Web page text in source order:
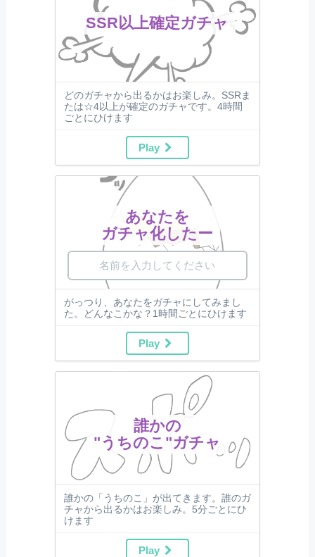
SSR以上確定ガチャ
どのガチャから出るかはお楽しみ。SSRま
たは☆4以上が確定のガチャです。4時間
ごとにひけます
Play
あなたを
ガチャ化したー
がっつり、あなたをガチャにしてみまし
た。どんなこかな？1時間ごとにひけます
Play
誰かの
"うちのこ"ガチャ
誰かの「うちのこ」が出てきます。誰のガ
チャから出るかはお楽しみ。5分ごとにひ
けます
Play